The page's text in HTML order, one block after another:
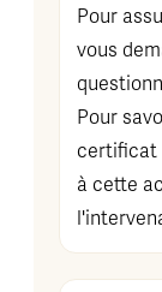
Pour
vous
Pour
certificat
à cette